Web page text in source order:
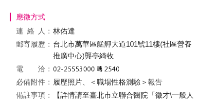
應徵方式
連絡
人： 林佑達
郵寄履歷： 台北市萬華區艋舺大道101號11樓(社區營養
推廣中心)龔亭綺收
電 洽：
必備附件： 履歷照片、＜職場性格測驗＞報告
備註事項：
【詳情請至臺北市立聯合醫院「徵才\一般人